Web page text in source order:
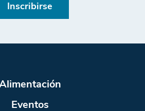
Inscribirse
Eventos